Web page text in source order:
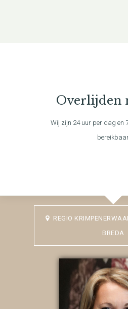
Overlijden
Wij zijn 24 uur per dag en
REGIO
BREDA